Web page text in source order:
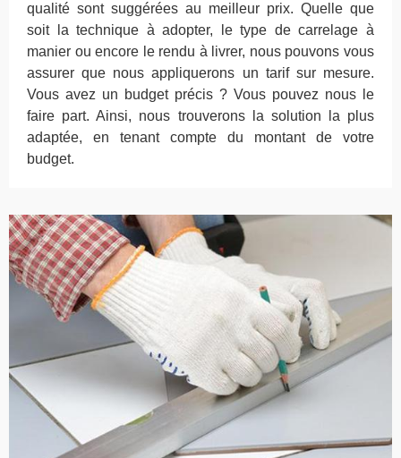
qualité sont suggérées au meilleur prix. Quelle que
soit la technique à adopter, le type de carrelage à
manier ou encore le rendu à livrer, nous pouvons vous
assurer que nous appliquerons un tarif sur mesure.
Vous avez un budget précis ? Vous pouvez nous le
faire part. Ainsi, nous trouverons la solution la plus
adaptée, en tenant compte du montant de votre
budget.